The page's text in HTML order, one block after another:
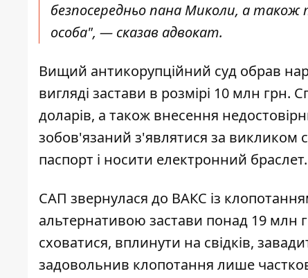
безпосередньо пана Миколи, а також
особа", — сказав адвокат.
Вищий антикорупційний суд обрав
вигляді застави в розмірі 10 млн грн.
доларів, а також внесення
зобов'язаний з'являтися за викликом
паспорт і носити електронний браслет.
САП звернулася до ВАКС із
альтернативою застави понад 19
сховатися, вплинути на свідків,
задовольнив клопотання лише